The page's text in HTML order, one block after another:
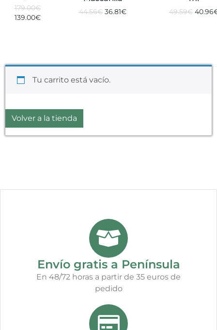
179.00€
139.00€
44.56€ 36.81€ 49.59€ 40.96
Tu carrito está vacío.
Volver a la tienda
Envío gratis a Península
En 48/72 horas a partir de 35 euros de
pedido